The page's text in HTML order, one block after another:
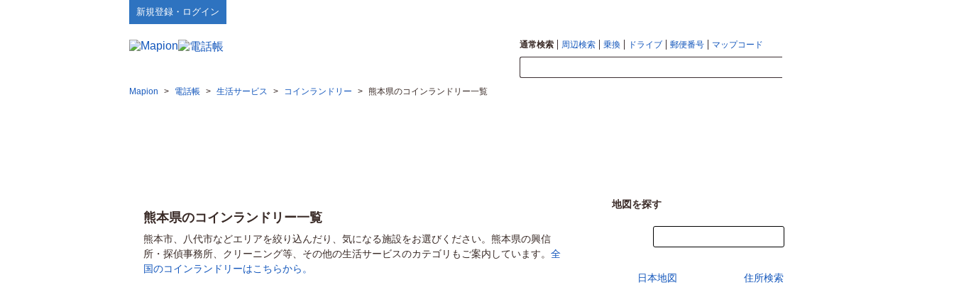
新規登録・ログイン
通常検索 周辺検索 乗換 ドライブ 郵便番号 マップコード
Mapion > 電話帳 > 生活サービス > コインランドリー > 熊本県のコインランドリー一覧
熊本県のコインランドリー一覧
熊本市、八代市などエリアを絞り込んだり、気になる施設をお選びください。熊本県の興信
所・探偵事務所、クリーニング等、その他の生活サービスのカテゴリもご案内しています。 全
国のコインランドリーはこちらから。
地図を探す
日本地図 住所検索